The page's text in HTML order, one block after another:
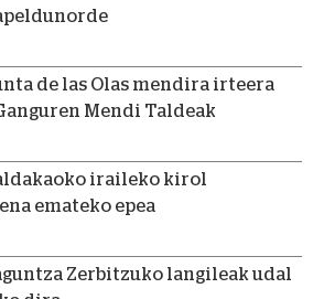
de las Olas mendira irteera
Mendi Taldeak
iraileko kirol
emateko epea
Zerbitzuko langileak udal